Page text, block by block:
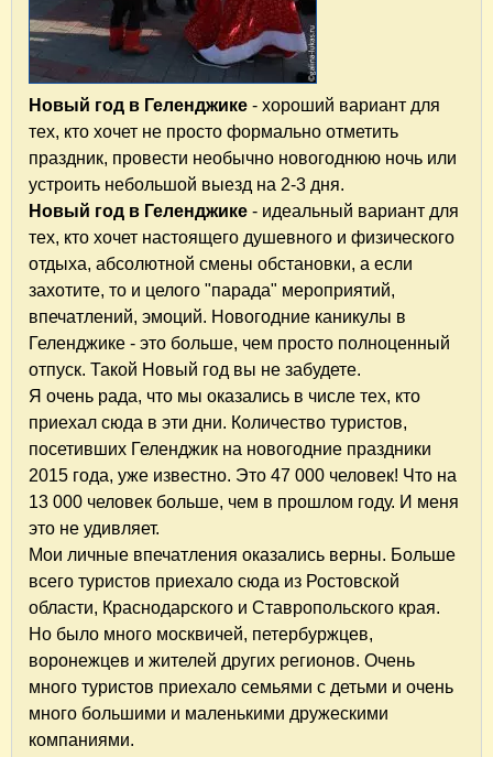
Новый год в Геленджике - хороший вариант для
тех, кто хочет не просто формально отметить
праздник, провести необычно новогоднюю ночь или
устроить небольшой выезд на 2-3 дня.
Новый год в Геленджике - идеальный вариант для
тех, кто хочет настоящего душевного и физического
отдыха, абсолютной смены обстановки, а если
захотите, то и целого "парада" мероприятий,
впечатлений, эмоций. Новогодние каникулы в
Геленджике - это больше, чем просто полноценный
отпуск. Такой Новый год вы не забудете.
Я очень рада, что мы оказались в числе тех, кто
приехал сюда в эти дни. Количество туристов,
посетивших Геленджик на новогодние праздники
2015 года, уже известно. Это 47 000 человек! Что на
13 000 человек больше, чем в прошлом году. И меня
это не удивляет.
Мои личные впечатления оказались верны. Больше
всего туристов приехало сюда из Ростовской
области, Краснодарского и Ставропольского края.
Но было много москвичей, петербуржцев,
воронежцев и жителей других регионов. Очень
много туристов приехало семьями с детьми и очень
много большими и маленькими дружескими
компаниями.